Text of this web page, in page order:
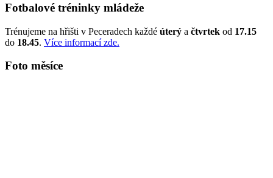
Fotbalové tréninky mládeže
Trénujeme na hřišti v Peceradech každé úterý a čtvrtek od 17.15
do 18.45. Více informací zde.
Foto měsíce